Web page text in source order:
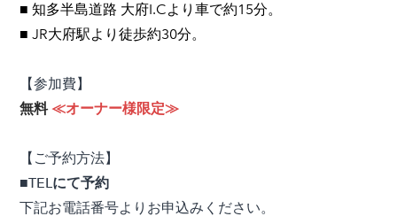
■ 知多半島道路 大府I.Cより車で約15分。
■ JR大府駅より徒歩約30分。
【参加費】
​無料 ≪オーナー様限定≫
【ご予約方法】
■TELにて予約
下記お電話番号よりお申込みください。